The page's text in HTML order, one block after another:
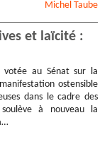
Michel Taube
et laïcité :
votée au Sénat sur la
ostensible
dans le cadre des
à nouveau la